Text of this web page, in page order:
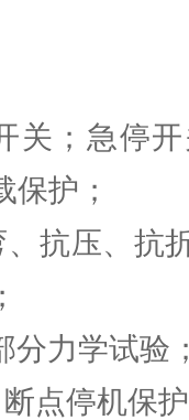
关；急停
护；
抗压、抗
分力学试验
点停机保